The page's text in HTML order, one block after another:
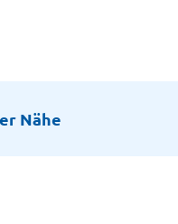
Nähe